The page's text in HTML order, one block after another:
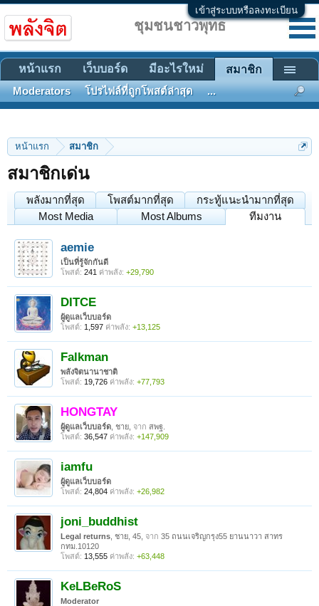
เข้าสู่ระบบหรือลงทะเบียน
หน้าแรก สมาชิก
สมาชิกเด่น
พลังมากที่สุด โพสต์มากที่สุด
กระทู้แนะนำมากที่สุด
Most Media
Most Albums ทีมงาน
aemie
เป็นที่รู้จักกันดี
โพสต์: 241 ค่าพลัง: +29,790
DITCE
ผู้ดูแลเว็บบอร์ด
โพสต์: 1,597 ค่าพลัง: +13,125
Falkman
พลังจิตนานาชาติ
โพสต์: 19,726 ค่าพลัง: +77,793
HONGTAY
ผู้ดูแลเว็บบอร์ด , ชาย, จาก สพฐ.
โพสต์: 36,547 ค่าพลัง: +147,909
iamfu
ผู้ดูแลเว็บบอร์ด
โพสต์: 24,804 ค่าพลัง: +26,982
joni_buddhist
Legal returns , ชาย, 45, จาก 35 ถนนเจริญกรุง55 ยานนาวา สาทร
กทม.10120
โพสต์: 13,555 ค่าพลัง: +63,448
KeLBeRoS
Moderator
ชุมชนชาวพุทธ
หน้าแรก เว็บบอร์ด มีอะไรใหม่ สมาชิก
Moderators โปรไฟล์ที่ถูกโพสต์ล่าสุด ...